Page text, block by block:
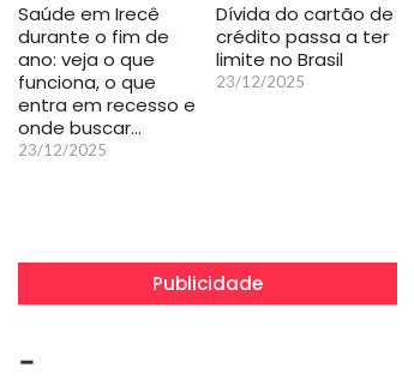
Saúde em Irecê
durante o fim de
ano: veja o que
funciona, o que
entra em recesso e
onde buscar…
23/12/2025
Dívida do cartão de
crédito passa a ter
limite no Brasil
23/12/2025
Publicidade
-